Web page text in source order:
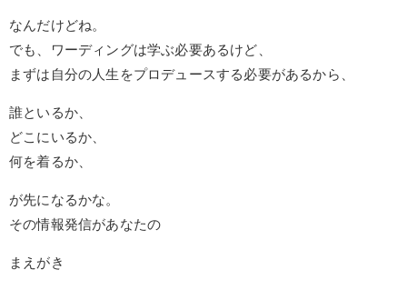
なんだけどね。
でも、ワーディングは学ぶ必要あるけど、
まずは自分の人生をプロデュースする必要があるから、
誰といるか、
どこにいるか、
何を着るか、
が先になるかな。
その情報発信があなたの
まえがき